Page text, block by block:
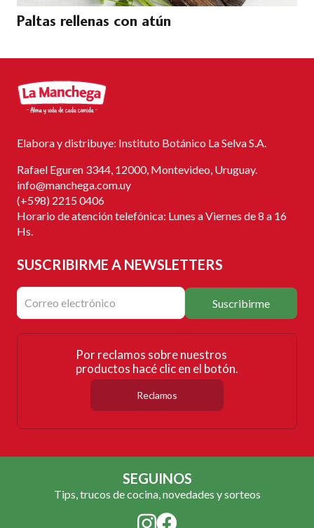
Paltas rellenas con atún
Elabora y distribuye: Instituto Botánico La Selva S.A.
Rafael Eguren 3344, 12000, Montevideo, Uruguay.
info@manchega.com.uy
(+598) 2215 0406
Horario de atención telefónica: Lunes a Viernes de 8 a 16
Hs.
SUSCRIBIRME A NEWSLETTERS
Suscribirme
Por reclamos sobre nuestros
productos hacé clic en el botón.
Reclamos
SEGUINOS
Tips, trucos de cocina, novedades y sorteos